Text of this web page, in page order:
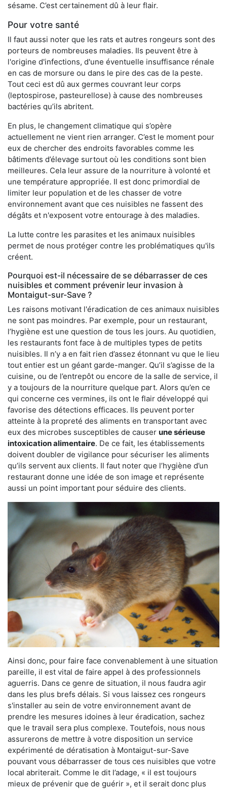
sésame. C’est certainement dû à leur flair.
Pour votre santé
Il faut aussi noter que les rats et autres rongeurs sont des
porteurs de nombreuses maladies. Ils peuvent être à
l'origine d'infections, d'une éventuelle insuffisance rénale
en cas de morsure ou dans le pire des cas de la peste.
Tout ceci est dû aux germes couvrant leur corps
(leptospirose, pasteurellose) à cause des nombreuses
bactéries qu’ils abritent.
En plus, le changement climatique qui s’opère
actuellement ne vient rien arranger. C’est le moment pour
eux de chercher des endroits favorables comme les
bâtiments d’élevage surtout où les conditions sont bien
meilleures. Cela leur assure de la nourriture à volonté et
une température appropriée. Il est donc primordial de
limiter leur population et de les chasser de votre
environnement avant que ces nuisibles ne fassent des
dégâts et n'exposent votre entourage à des maladies.
La lutte contre les parasites et les animaux nuisibles
permet de nous protéger contre les problématiques qu'ils
créent.
Pourquoi est-il nécessaire de se débarrasser de ces
nuisibles et comment prévenir leur invasion à
Montaigut-sur-Save ?
Les raisons motivant l'éradication de ces animaux nuisibles
ne sont pas moindres. Par exemple, pour un restaurant,
l’hygiène est une question de tous les jours. Au quotidien,
les restaurants font face à de multiples types de petits
nuisibles. Il n’y a en fait rien d’assez étonnant vu que le lieu
tout entier est un géant garde-manger. Qu’il s’agisse de la
cuisine, ou de l’entrepôt ou encore de la salle de service, il
y a toujours de la nourriture quelque part. Alors qu’en ce
qui concerne ces vermines, ils ont le flair développé qui
favorise des détections efficaces. Ils peuvent porter
atteinte à la propreté des aliments en transportant avec
eux des microbes susceptibles de causer une sérieuse
intoxication alimentaire. De ce fait, les établissements
doivent doubler de vigilance pour sécuriser les aliments
qu’ils servent aux clients. Il faut noter que l’hygiène d’un
restaurant donne une idée de son image et représente
aussi un point important pour séduire des clients.
Ainsi donc, pour faire face convenablement à une situation
pareille, il est vital de faire appel à des professionnels
aguerris. Dans ce genre de situation, il nous faudra agir
dans les plus brefs délais. Si vous laissez ces rongeurs
s'installer au sein de votre environnement avant de
prendre les mesures idoines à leur éradication, sachez
que le travail sera plus complexe. Toutefois, nous nous
assurerons de mettre à votre disposition un service
expérimenté de dératisation à Montaigut-sur-Save
pouvant vous débarrasser de tous ces nuisibles que votre
local abriterait. Comme le dit l’adage, « il est toujours
mieux de prévenir que de guérir », et il serait donc plus